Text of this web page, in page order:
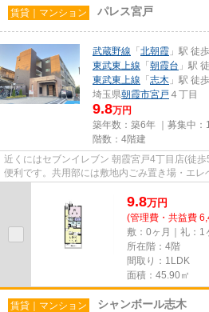
賃貸｜マンション パレス宮戸
武蔵野線 「 北朝霞 」駅 徒
東武東上線 「 朝霞台 」駅
東武東上線 「 志木 」駅 徒
埼玉県朝霞市宮戸 ４丁目
9.8万円
築年数：築6年 ｜募集中：
階数：4階建
近くにはセブンイレブン 朝霞宮戸4丁目店(徒
便利です。共用部には敷地内ごみ置き場・エ
9.8万円
(管理費・共益費
敷：0ヶ月｜礼：1
所在階：4階
間取り：1LDK
面積：45.90㎡
賃貸｜マンション シャンボール志木